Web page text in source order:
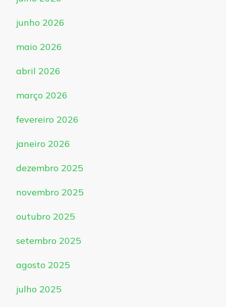
junho 2026
maio 2026
abril 2026
março 2026
fevereiro 2026
janeiro 2026
dezembro 2025
novembro 2025
outubro 2025
setembro 2025
agosto 2025
julho 2025